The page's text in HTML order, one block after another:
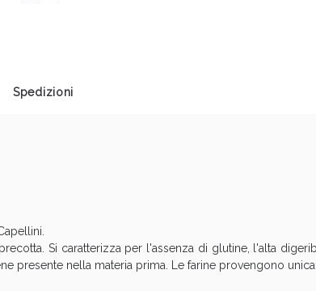
Spedizioni
Si caratterizza per l'assenza di glutine, l'alta
presente nella materia prima. Le farine provengono